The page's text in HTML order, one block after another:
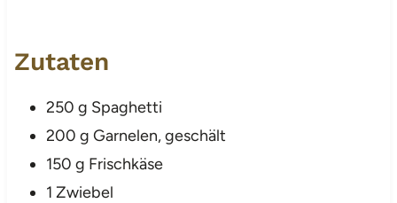
Zutaten
250 g Spaghetti
200 g Garnelen, geschält
150 g Frischkäse
1 Zwiebel